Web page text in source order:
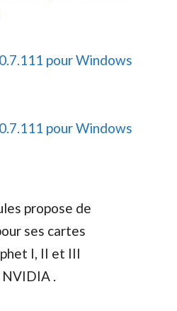
pour Windows
pour Windows
propose de
ses cartes
I, II et III
.